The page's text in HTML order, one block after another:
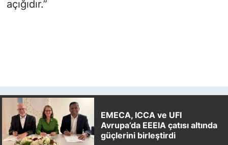
açığıdır.”
EMECA, ICCA ve UFI
Avrupa’da EEEIA çatısı altında
güçlerini birleştirdi